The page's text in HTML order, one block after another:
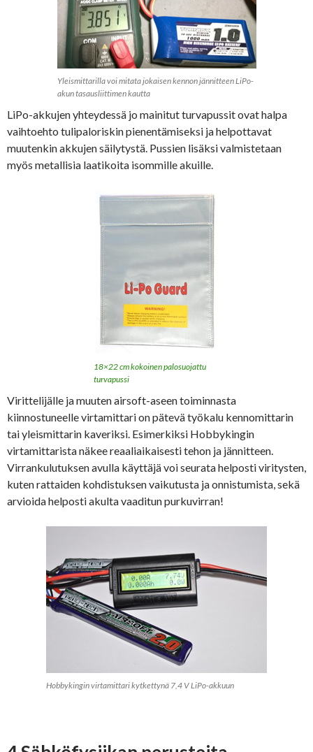
Yleismittarilla voi mitata jokaisen kennon jännitteen LiPo-
akun tasausliittimen kautta
LiPo-akkujen yhteydessä jo mainitut turvapussit ovat halpa
vaihtoehto tulipaloriskin pienentämiseksi ja helpottavat
muutenkin akkujen säilytystä. Pussien lisäksi valmistetaan
myös metallisia laatikoita isommille akuille.
18×22 cm kokoinen palosuojattu
turvapussi
Virittelijälle ja muuten airsoft-aseen toiminnasta
kiinnostuneelle virtamittari on pätevä työkalu kennomittarin
tai yleismittarin kaveriksi. Esimerkiksi Hobbykingin
virtamittarista näkee reaaliaikaisesti tehon ja jännitteen.
Virrankulutuksen avulla käyttäjä voi seurata helposti viritysten,
kuten rattaiden kohdistuksen vaikutusta ja onnistumista, sekä
arvioida helposti akulta vaaditun purkuvirran!
Hobbykingin virtamittari kytkettynä 7,4 V LiPo-akkuun